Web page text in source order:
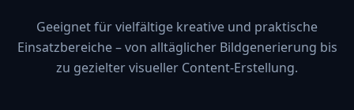
Geeignet für vielfältige kreative und praktische
Einsatzbereiche – von alltäglicher Bildgenerierung bis
zu gezielter visueller Content-Erstellung.